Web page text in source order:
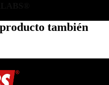
también